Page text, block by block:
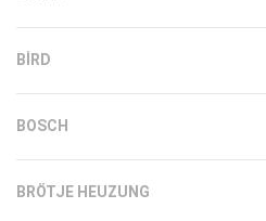
BIRD
BOSCH
BRÖTJE HEUZUNG